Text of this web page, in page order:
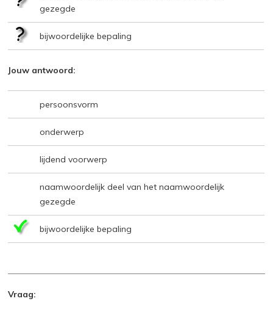
gezegde
bijwoordelijke bepaling
Jouw antwoord:
persoonsvorm
onderwerp
lijdend voorwerp
naamwoordelijk deel van het naamwoordelijk
gezegde
bijwoordelijke bepaling
Vraag: